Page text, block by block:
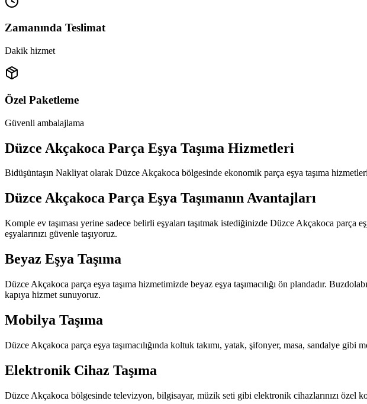
Zamanında Teslimat
Dakik hizmet
Özel Paketleme
Güvenli ambalajlama
Düzce Akçakoca Parça Eşya Taşıma Hizmetleri
Bidüşüntaşın Nakliyat olarak Düzce Akçakoca bölgesinde ekonomik parça eşya taşıma
Düzce Akçakoca Parça Eşya Taşımanın Avantajları
Komple ev taşıması yerine sadece belirli eşyaları taşıtmak istediğinizde Düzce Akçakoca
eşyalarınızı güvenle taşıyoruz.
Beyaz Eşya Taşıma
Düzce Akçakoca parça eşya taşıma hizmetimizde beyaz eşya taşımacılığı ön plandadır.
kapıya hizmet sunuyoruz.
Mobilya Taşıma
Düzce Akçakoca parça eşya taşımacılığında koltuk takımı, yatak, şifonyer, masa, sandalye
Elektronik Cihaz Taşıma
Düzce Akçakoca bölgesinde televizyon, bilgisayar, müzik seti gibi elektronik cihazlarınızı özel